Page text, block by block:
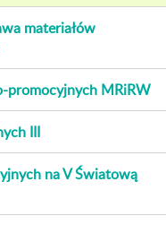
materiałów
promocyjnych MRiRW
III
na V Światową